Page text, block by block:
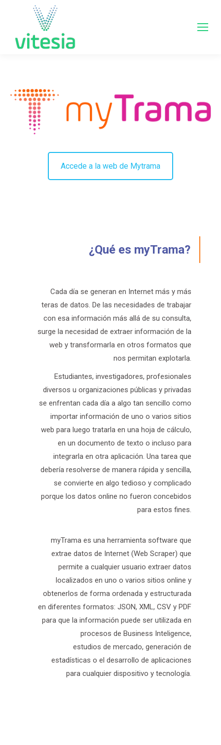
Accede a la web de Mytrama
¿Qué es myTrama?
Cada día se generan en Internet más y más
teras de datos. De las necesidades de trabajar
con esa información más allá de su consulta,
surge la necesidad de extraer información de la
web y transformarla en otros formatos que
nos permitan explotarla.
Estudiantes, investigadores, profesionales
diversos u organizaciones públicas y privadas
se enfrentan cada día a algo tan sencillo como
importar información de uno o varios sitios
web para luego tratarla en una hoja de cálculo,
en un documento de texto o incluso para
integrarla en otra aplicación. Una tarea que
debería resolverse de manera rápida y sencilla,
se convierte en algo tedioso y complicado
porque los datos online no fueron concebidos
para estos fines.
myTrama es una herramienta software que
extrae datos de Internet (Web Scraper) que
permite a cualquier usuario extraer datos
localizados en uno o varios sitios online y
obtenerlos de forma ordenada y estructurada
en diferentes formatos: JSON, XML, CSV y PDF
para que la información puede ser utilizada en
procesos de Business Inteligence,
estudios de mercado, generación de
estadísticas o el desarrollo de aplicaciones
para cualquier dispositivo y tecnología.